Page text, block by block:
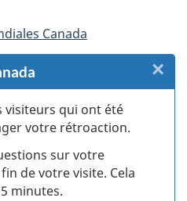
Canada
visiteurs qui ont été
votre rétroaction.
sur votre
de votre visite. Cela
minutes.
×